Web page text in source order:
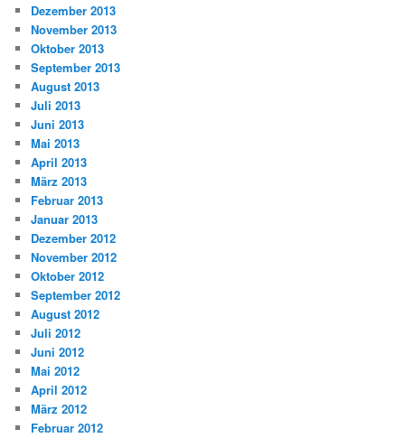
Dezember 2013
November 2013
Oktober 2013
September 2013
August 2013
Juli 2013
Juni 2013
Mai 2013
April 2013
März 2013
Februar 2013
Januar 2013
Dezember 2012
November 2012
Oktober 2012
September 2012
August 2012
Juli 2012
Juni 2012
Mai 2012
April 2012
März 2012
Februar 2012